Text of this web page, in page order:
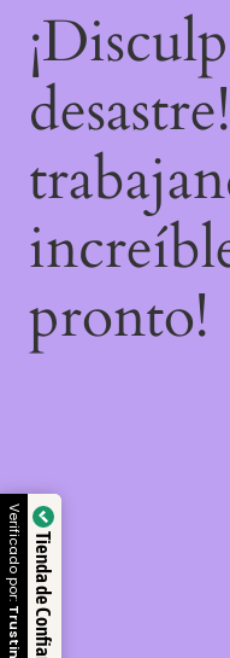
pronto!
Tienda de Confianza
Verificado por: